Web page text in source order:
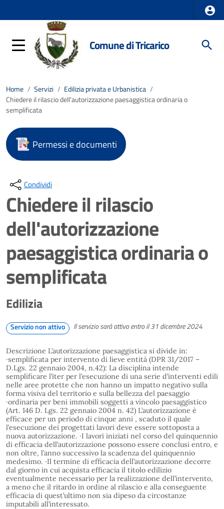
Comune di Tricarico
Home / Servizi / Edilizia privata e Urbanistica /
Chiedere il rilascio dell'autorizzazione paesaggistica ordinaria o
semplificata
Permessi e documenti
Condividi
Chiedere il rilascio
dell'autorizzazione
paesaggistica ordinaria o
semplificata
Edilizia
Servizio non attivo Il servizio sarà attivo entro il 31 dicembre 2024
Descrizione L’autorizzazione paesaggistica si divide in:
·semplificata per intervento di lieve entità (DPR 31/2017 –
D.Lgs. 22 gennaio 2004, n.42): La disciplina intende
semplificare l’iter per l’esecuzione di una serie d’interventi edili
nelle aree protette che non hanno un impatto negativo sulla
forma visiva del territorio e sulla bellezza del paesaggio
·ordinaria per beni immobili soggetti a vincolo paesaggistico
(Art. 146 D. Lgs. 22 gennaio 2004 n. 42) L’autorizzazione è
efficace per un periodo di cinque anni , scaduto il quale
l’esecuzione dei progettati lavori deve essere sottoposta a
nuova autorizzazione. ·I lavori iniziati nel corso del quinquennio
di efficacia dell’autorizzazione possono essere conclusi entro, e
non oltre, l’anno successivo la scadenza del quinquennio
medesimo. ·Il termine di efficacia dell’autorizzazione decorre
dal giorno in cui acquista efficacia il titolo edilizio
eventualmente necessario per la realizzazione dell’intervento,
a meno che il ritardo in ordine al rilascio e alla conseguente
efficacia di quest’ultimo non sia dipeso da circostanze
imputabili all’interessato.